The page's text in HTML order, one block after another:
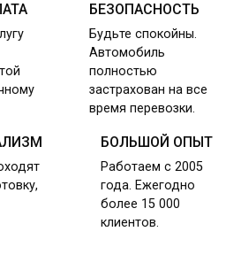
БЕЗОПАСНОСТЬ
Будьте спокойны.
Автомобиль
полностью
застрахован на все
время перевозки.
БОЛЬШОЙ ОПЫТ
Работаем с 2005
года. Ежегодно
более 15 000
клиентов.